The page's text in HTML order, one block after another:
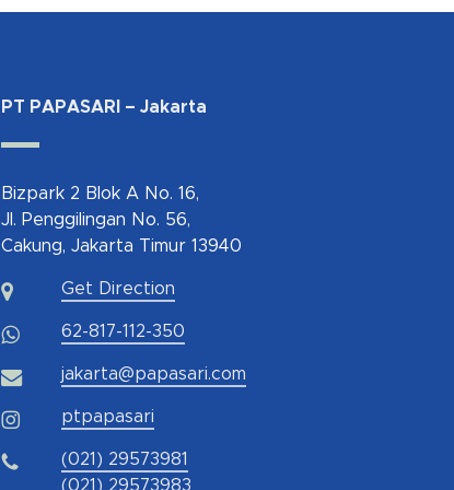
PT PAPASARI – Jakarta
Bizpark 2 Blok A No. 16,
Jl. Penggilingan No. 56,
Cakung, Jakarta Timur 13940
Get Direction
62-817-112-350
jakarta@papasari.com
ptpapasari
(021) 29573981
(021) 29573983